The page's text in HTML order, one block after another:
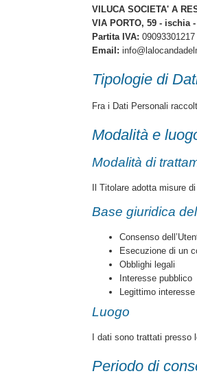
VILUCA SOCIETA' A
VIA PORTO, 59 - ischia -
Partita IVA: 09093301217
Email:
Tipologie di
Fra i Dati Personali
Modalità e
Modalità di
Il Titolare adotta misure
Base giuridica
Consenso
Esecuzione di un
Obblighi legali
Interesse pubblico
Legittimo
Luogo
I dati sono trattati presso
Periodo di